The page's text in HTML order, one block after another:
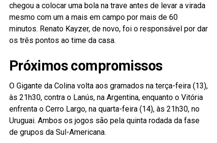
chegou a colocar uma bola na trave antes de levar a virada
mesmo com um a mais em campo por mais de 60
minutos. Renato Kayzer, de novo, foi o responsável por dar
os três pontos ao time da casa.
Próximos compromissos
O Gigante da Colina volta aos gramados na terça-feira (13),
às 21h30, contra o Lanús, na Argentina, enquanto o Vitória
enfrenta o Cerro Largo, na quarta-feira (14), às 21h30, no
Uruguai. Ambos os jogos são pela quinta rodada da fase
de grupos da Sul-Americana.